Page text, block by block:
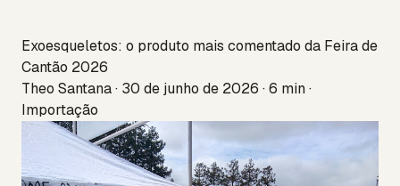
Exoesqueletos: o produto mais comentado da Feira de
Cantão 2026
Theo Santana · 30 de junho de 2026 · 6 min ·
Importação